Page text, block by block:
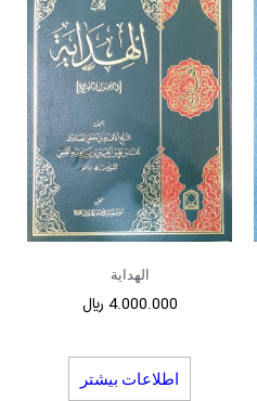
الهدایة
4.000.000 ﷼
اطلاعات بیشتر